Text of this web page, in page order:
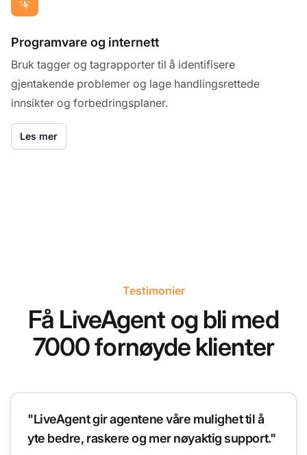
Programvare og internett
Bruk tagger og tagrapporter til å identifisere
gjentakende problemer og lage handlingsrettede
innsikter og forbedringsplaner.
Les mer
Testimonier
Få LiveAgent og bli med
7000 fornøyde klienter
"LiveAgent gir agentene våre mulighet til å
yte bedre, raskere og mer nøyaktig support."